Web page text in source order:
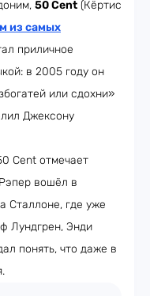
50 Cent (Кёртис
из самых
приличное
в 2005 году он
или сдохни»
Джексону
Cent отмечает
вошёл в
Сталлоне, где уже
Лундгрен, Энди
понять, что даже в